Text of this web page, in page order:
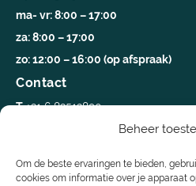
Beheer
Om de beste ervaringen te bieden,
cookies om informatie over je apparaat
ma- vr: 8:00 – 17:00
za: 8:00 – 17:00
zo: 12:00 – 16:00 (op afspraak)
Contact
T+31 6 83512890
info@koopschalets.nl